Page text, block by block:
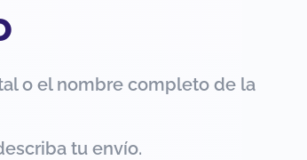
o el nombre completo de la
tu envío.